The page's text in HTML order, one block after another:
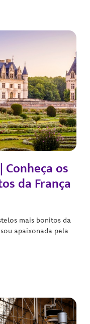
Conheça os
da França
mais bonitos da
apaixonada pela